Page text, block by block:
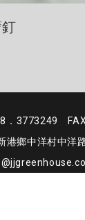
．3773249
港鄉中洋村中洋